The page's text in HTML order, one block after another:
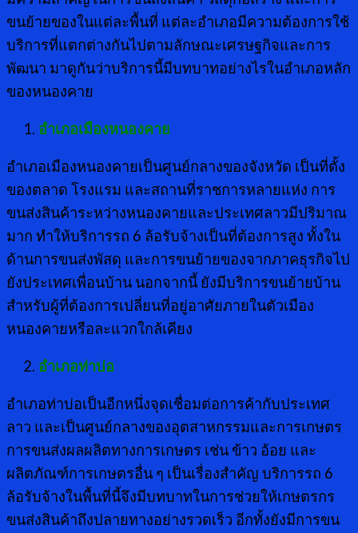
ขนย้ายของในแต่ละพื้นที่ แต่ละอำเภอมีความต้องการใช้
บริการที่แตกต่างกันไปตามลักษณะเศรษฐกิจและการ
พัฒนา มาดูกันว่าบริการนี้มีบทบาทอย่างไรในอำเภอหลัก
ของหนองคาย
อำเภอเมืองหนองคาย
อำเภอเมืองหนองคายเป็นศูนย์กลางของจังหวัด เป็นที่ตั้ง
ของตลาด โรงแรม และสถานที่ราชการหลายแห่ง การ
ขนส่งสินค้าระหว่างหนองคายและประเทศลาวมีปริมาณ
มาก ทำให้บริการรถ 6 ล้อรับจ้างเป็นที่ต้องการสูง ทั้งใน
ด้านการขนส่งพัสดุ และการขนย้ายของจากภาคธุรกิจไป
ยังประเทศเพื่อนบ้าน นอกจากนี้ ยังมีบริการขนย้ายบ้าน
สำหรับผู้ที่ต้องการเปลี่ยนที่อยู่อาศัยภายในตัวเมือง
หนองคายหรือละแวกใกล้เคียง
อำเภอท่าบ่อ
อำเภอท่าบ่อเป็นอีกหนึ่งจุดเชื่อมต่อการค้ากับประเทศ
ลาว และเป็นศูนย์กลางของอุตสาหกรรมและการเกษตร
การขนส่งผลผลิตทางการเกษตร เช่น ข้าว อ้อย และ
ผลิตภัณฑ์การเกษตรอื่น ๆ เป็นเรื่องสำคัญ บริการรถ 6
ล้อรับจ้างในพื้นที่นี้จึงมีบทบาทในการช่วยให้เกษตรกร
ขนส่งสินค้าถึงปลายทางอย่างรวดเร็ว อีกทั้งยังมีการขน